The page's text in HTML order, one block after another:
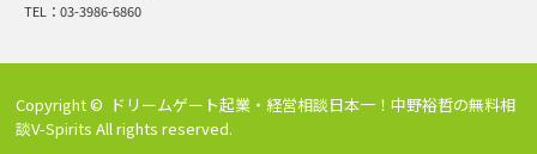
TEL：03-3986-6860
Copyright © ドリームゲート起業・経営相談日本一！中野裕哲の無料相
談V-Spirits All rights reserved.